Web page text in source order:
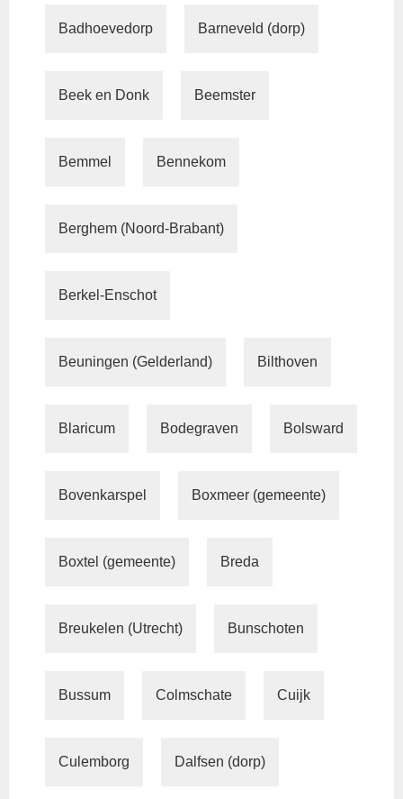
Badhoevedorp Barneveld (dorp)
Beek en Donk Beemster
Bemmel Bennekom
Berghem (Noord-Brabant)
Berkel-Enschot
Beuningen (Gelderland) Bilthoven
Blaricum Bodegraven Bolsward
Bovenkarspel Boxmeer (gemeente)
Boxtel (gemeente) Breda
Breukelen (Utrecht) Bunschoten
Bussum Colmschate Cuijk
Culemborg Dalfsen (dorp)